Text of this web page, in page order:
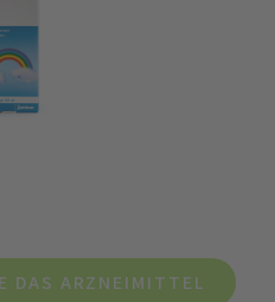
DAS ARZNEIMITTEL